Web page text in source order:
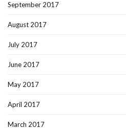
September 2017
August 2017
July 2017
June 2017
May 2017
April 2017
March 2017